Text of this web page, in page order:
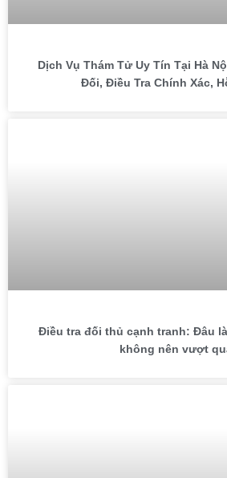
Dịch Vụ Thám Tử Uy Tín Tại Hà
Đối, Điều Tra Chính Xác,
Điều tra đối thủ cạnh tranh: Đâu
không nên vượt